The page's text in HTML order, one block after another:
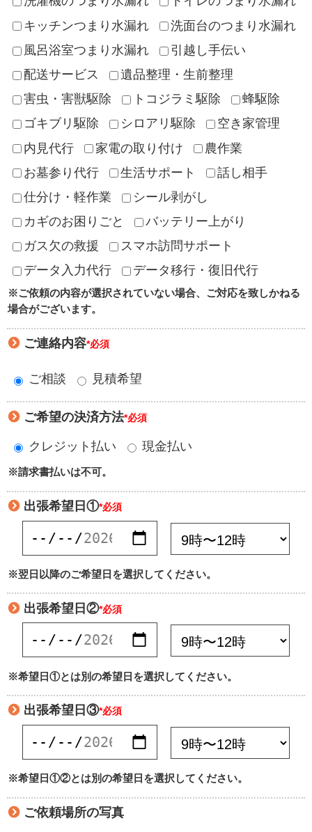
キッチンつまり水漏れ
洗面台のつまり水漏れ
風呂浴室つまり水漏れ
引越し手伝い
配送サービス
遺品整理・生前整理
害虫・害獣駆除
トコジラミ駆除
蜂駆除
ゴキブリ駆除
シロアリ駆除
空き家管理
内見代行
家電の取り付け
農作業
お墓参り代行
生活サポート
話し相手
仕分け・軽作業
シール剥がし
カギのお困りごと
バッテリー上がり
ガス欠の救援
スマホ訪問サポート
データ入力代行
データ移行・復旧代行
※ご依頼の内容が選択されていない場合、ご対応を致しかねる
場合がございます。
ご連絡内容*必須
ご相談 見積希望
ご希望の決済方法*必須
クレジット払い 現金払い
※請求書払いは不可。
出張希望日①*必須
※翌日以降のご希望日を選択してください。
出張希望日②*必須
※希望日①とは別の希望日を選択してください。
出張希望日③*必須
※希望日①②とは別の希望日を選択してください。
ご依頼場所の写真